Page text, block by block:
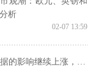
析
02-07 13:59
涨，欧元逼近短期支持1.0700